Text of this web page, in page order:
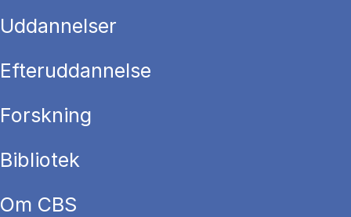
Uddannelser
Efteruddannelse
Forskning
Bibliotek
Om CBS